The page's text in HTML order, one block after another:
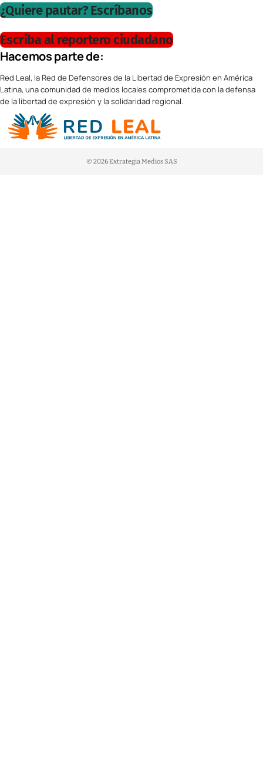
¿Quiere pautar? Escríbanos
Escriba al reportero ciudadano
Hacemos parte de:
Red Leal, la Red de Defensores de la Libertad de Expresión en América
Latina, una comunidad de medios locales comprometida con la defensa
de la libertad de expresión y la solidaridad regional.
© 2026 Extrategia Medios SAS